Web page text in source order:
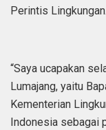
Perintis Lingkungan.
“Saya ucapakan
Lumajang, yaitu
Kementerian
Indonesia sebagai